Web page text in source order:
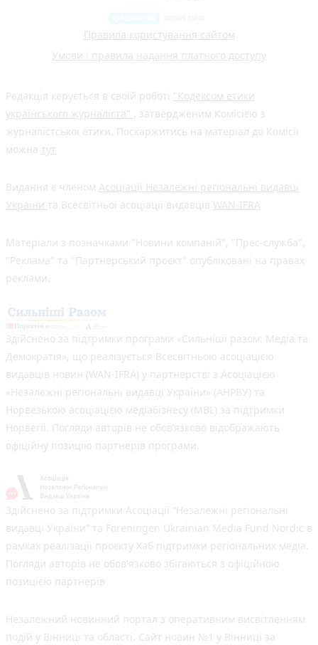
Правила користування сайтом
Умови і правила надання платного доступу
Редакція керується в своїй роботі "Кодексом етики
українського журналіста"
, затвердженим Комісією з
журналістської етики. Поскаржитись на матеріал до Комісії
можна тут
Видання є членом Асоціації Незалежні регіональні видавці
України та Всесвітньої асоціації видавців WAN-IFRA
Матеріали з позначками "Новини компаній", "Прес-служба",
"Реклама" та "Партнерський проєкт" опубліковані на правах
реклами.
Здійснено за підтримки програми «Сильніші разом: Медіа та
Демократія», що реалізується Всесвітньою асоціацією
видавців новин (WAN-IFRA) у партнерстві з Асоціацією
«Незалежні регіональні видавці України» (АНРВУ) та
Норвезькою асоціацією медіабізнесу (MBL) за підтримки
Норвегії. Погляди авторів не обов’язково відображають
офіційну позицію партнерів програми.
Здійснено за підтримки Асоціації “Незалежні регіональні
видавці України” та Foreningen Ukrainian Media Fund Nordic в
рамках реалізації проєкту Хаб підтримки регіональних медіа.
Погляди авторів не обов'язково збігаються з офіційною
позицією партнерів
Незалежний новинний портал з оперативним висвітленням
подій у Вінниці та області. Сайт новин №1 у Вінниці за